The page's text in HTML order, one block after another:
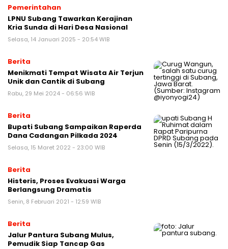
Pemerintahan
LPNU Subang Tawarkan Kerajinan
Kria Sunda di Hari Desa Nasional
Selasa, 14 Januari 2025 - 20:54 WIB
Berita
Menikmati Tempat Wisata Air Terjun
Unik dan Cantik di Subang
Rabu, 29 Mei 2024 - 06:56 WIB
Berita
Bupati Subang Sampaikan Raperda
Dana Cadangan Pilkada 2024
Selasa, 15 Maret 2022 - 23:00 WIB
Berita
Histeris, Proses Evakuasi Warga
Berlangsung Dramatis
Senin, 8 Februari 2021 - 12:59 WIB
Berita
Jalur Pantura Subang Mulus,
Pemudik Siap Tancap Gas